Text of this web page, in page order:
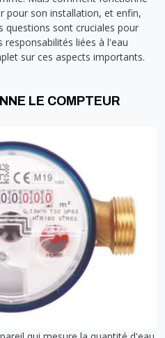
pour son installation, et enfin,
questions sont cruciales pour
liées à l'eau
sur ces aspects importants.
LE COMPTEUR